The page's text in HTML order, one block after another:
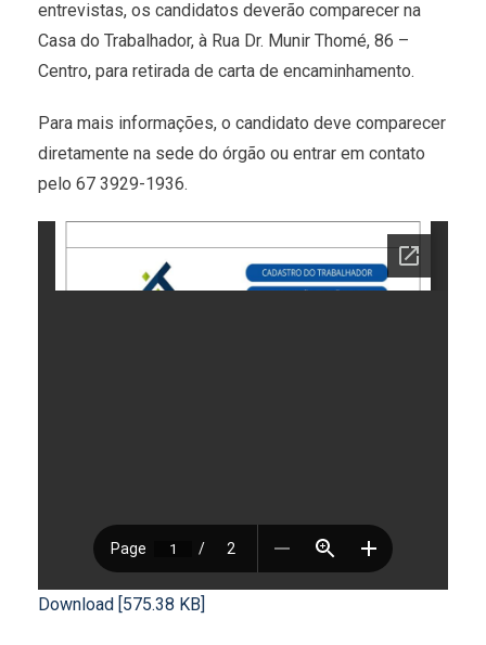
entrevistas, os candidatos deverão comparecer na
Casa do Trabalhador, à Rua Dr. Munir Thomé, 86 –
Centro, para retirada de carta de encaminhamento.
Para mais informações, o candidato deve comparecer
diretamente na sede do órgão ou entrar em contato
pelo 67 3929-1936.
Download [575.38 KB]